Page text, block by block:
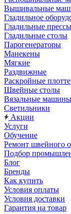
Вышивальные
Гладильное
Гладильные прессы
Гладильные столы
Парогенераторы
Манекены
Мягкие
Раздвижные
Раскройные
Швейные столы
Вязальные машины
Светильники
Акции
Услуги
Обучение
Ремонт швейного
Подбор
Блог
Бренды
Как купить
Условия оплаты
Условия доставки
Гарантия на товар